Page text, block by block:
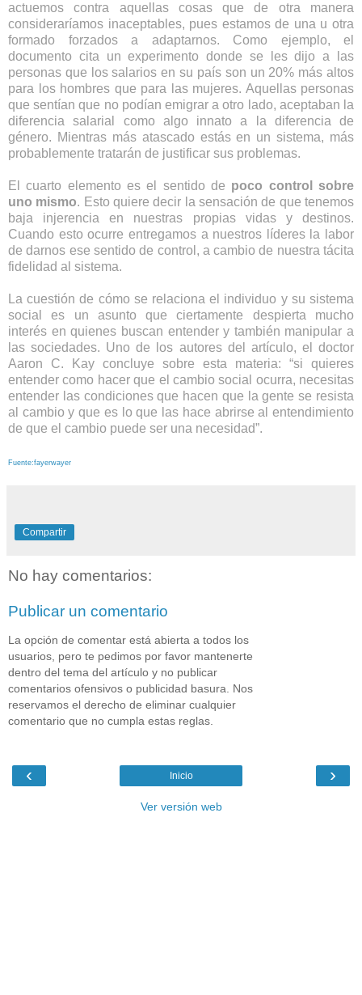
actuemos contra aquellas cosas que de otra manera
consideraríamos inaceptables, pues estamos de una u otra
formado forzados a adaptarnos. Como ejemplo, el
documento cita un experimento donde se les dijo a las
personas que los salarios en su país son un 20% más altos
para los hombres que para las mujeres. Aquellas personas
que sentían que no podían emigrar a otro lado, aceptaban la
diferencia salarial como algo innato a la diferencia de
género. Mientras más atascado estás en un sistema, más
probablemente tratarán de justificar sus problemas.
El cuarto elemento es el sentido de poco control sobre
uno mismo. Esto quiere decir la sensación de que tenemos
baja injerencia en nuestras propias vidas y destinos.
Cuando esto ocurre entregamos a nuestros líderes la labor
de darnos ese sentido de control, a cambio de nuestra tácita
fidelidad al sistema.
La cuestión de cómo se relaciona el individuo y su sistema
social es un asunto que ciertamente despierta mucho
interés en quienes buscan entender y también manipular a
las sociedades. Uno de los autores del artículo, el doctor
Aaron C. Kay concluye sobre esta materia: “si quieres
entender como hacer que el cambio social ocurra, necesitas
entender las condiciones que hacen que la gente se resista
al cambio y que es lo que las hace abrirse al entendimiento
de que el cambio puede ser una necesidad”.
Fuente:fayerwayer
Compartir
No hay comentarios:
Publicar un comentario
La opción de comentar está abierta a todos los
usuarios, pero te pedimos por favor mantenerte
dentro del tema del artículo y no publicar
comentarios ofensivos o publicidad basura. Nos
reservamos el derecho de eliminar cualquier
comentario que no cumpla estas reglas.
‹ ›
Inicio
Ver versión web